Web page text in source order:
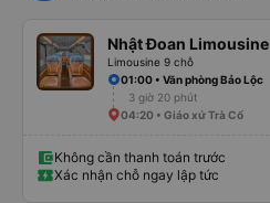
Nhật Đoan Limousine
Limousine 9 chỗ
01:00 • Văn phòng Bảo Lộc
3 giờ 20 phút
04:20 • Giáo xứ Trà Cổ
Không cần thanh toán trước
Xác nhận chỗ ngay lập tức